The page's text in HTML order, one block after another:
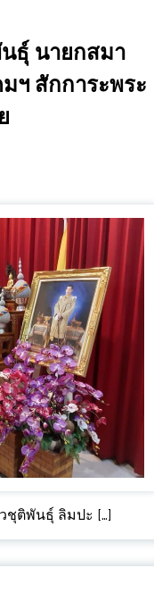
ธุ์ นายกสมา
ฯ สักการะพระ
ชุติพันธุ์ ลิมปะ […]